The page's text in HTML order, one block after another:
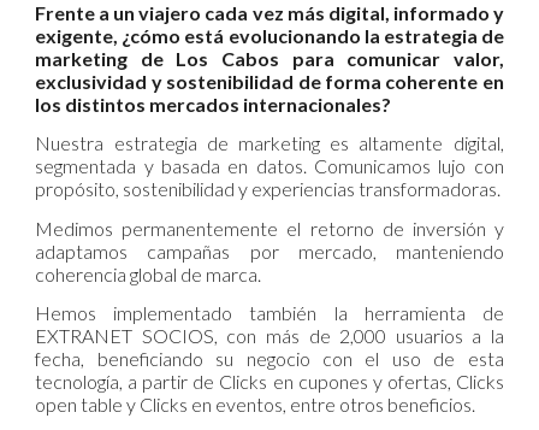
Frente a un viajero cada vez más digital, informado y
exigente, ¿cómo está evolucionando la estrategia de
marketing de Los Cabos para comunicar valor,
exclusividad y sostenibilidad de forma coherente en
los distintos mercados internacionales?
Nuestra estrategia de marketing es altamente digital,
segmentada y basada en datos. Comunicamos lujo con
propósito, sostenibilidad y experiencias transformadoras.
Medimos permanentemente el retorno de inversión y
adaptamos campañas por mercado, manteniendo
coherencia global de marca.
Hemos implementado también la herramienta de
EXTRANET SOCIOS, con más de 2,000 usuarios a la
fecha, beneficiando su negocio con el uso de esta
tecnología, a partir de Clicks en cupones y ofertas, Clicks
open table y Clicks en eventos, entre otros beneficios.